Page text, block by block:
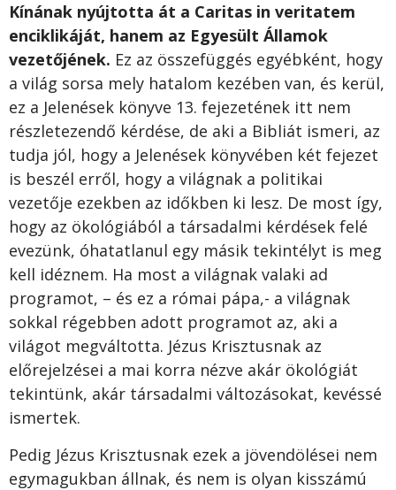
Kínának nyújtotta át a Caritas in veritatem
enciklikáját, hanem az Egyesült Államok
vezetőjének. Ez az összefüggés egyébként, hogy
a világ sorsa mely hatalom kezében van, és kerül,
ez a Jelenések könyve 13. fejezetének itt nem
részletezendő kérdése, de aki a Bibliát ismeri, az
tudja jól, hogy a Jelenések könyvében két fejezet
is beszél erről, hogy a világnak a politikai
vezetője ezekben az időkben ki lesz. De most így,
hogy az ökológiából a társadalmi kérdések felé
evezünk, óhatatlanul egy másik tekintélyt is meg
kell idéznem. Ha most a világnak valaki ad
programot, – és ez a római pápa,- a világnak
sokkal régebben adott programot az, aki a
világot megváltotta. Jézus Krisztusnak az
előrejelzései a mai korra nézve akár ökológiát
tekintünk, akár társadalmi változásokat, kevéssé
ismertek.
Pedig Jézus Krisztusnak ezek a jövendölései nem
egymagukban állnak, és nem is olyan kisszámú